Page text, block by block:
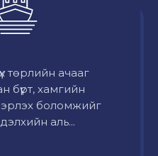
төрлийн ачааг
бүрт, хамгийн
боломжийг
аль...